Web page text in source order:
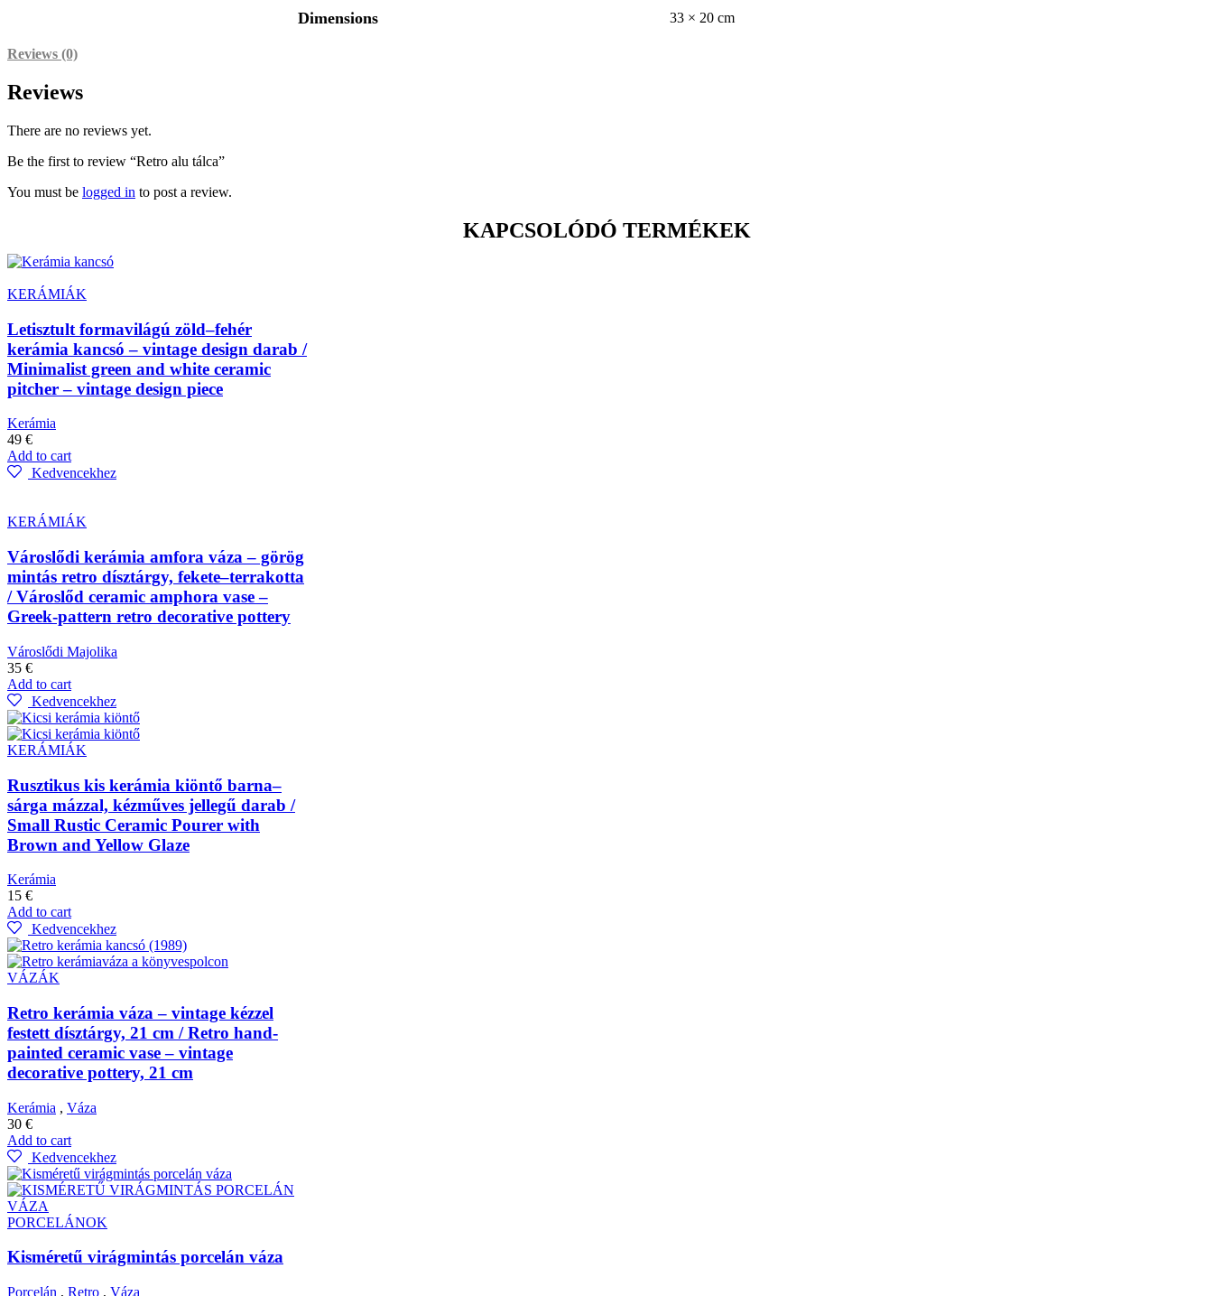
Dimensions 33 × 20 cm
Reviews (0)
Reviews
There are no reviews yet.
Be the first to review “Retro alu tálca”
You must be logged in to post a review.
KAPCSOLÓDÓ TERMÉKEK
KERÁMIÁK
Letisztult formavilágú zöld–fehér
kerámia kancsó – vintage design darab /
Minimalist green and white ceramic
pitcher – vintage design piece
Kerámia
49 €
Add to cart
Kedvencekhez
KERÁMIÁK
Városlődi kerámia amfora váza – görög
mintás retro dísztárgy, fekete–terrakotta
/ Városlőd ceramic amphora vase –
Greek-pattern retro decorative pottery
Városlődi Majolika
35 €
Add to cart
Kedvencekhez
KERÁMIÁK
Rusztikus kis kerámia kiöntő barna–
sárga mázzal, kézműves jellegű darab /
Small Rustic Ceramic Pourer with
Brown and Yellow Glaze
Kerámia
15 €
Add to cart
Kedvencekhez
VÁZÁK
Retro kerámia váza – vintage kézzel
festett dísztárgy, 21 cm / Retro hand-
painted ceramic vase – vintage
decorative pottery, 21 cm
Kerámia , Váza
30 €
Add to cart
Kedvencekhez
PORCELÁNOK
Kisméretű virágmintás porcelán váza
Porcelán , Retro , Váza